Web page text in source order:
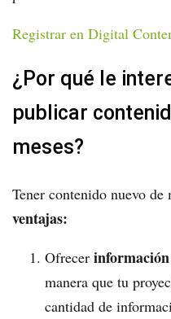
Registrar en Digital
¿Por qué le
publicar
meses?
Tener contenido nuevo de
ventajas:
Ofrecer
manera que tu
cantidad de